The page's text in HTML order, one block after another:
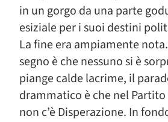
in un gorgo da una parte
esiziale per i suoi destini
La fine era ampiamente
segno è che nessuno si è
piange calde lacrime, il
drammatico è che nel
non c’è Disperazione. In